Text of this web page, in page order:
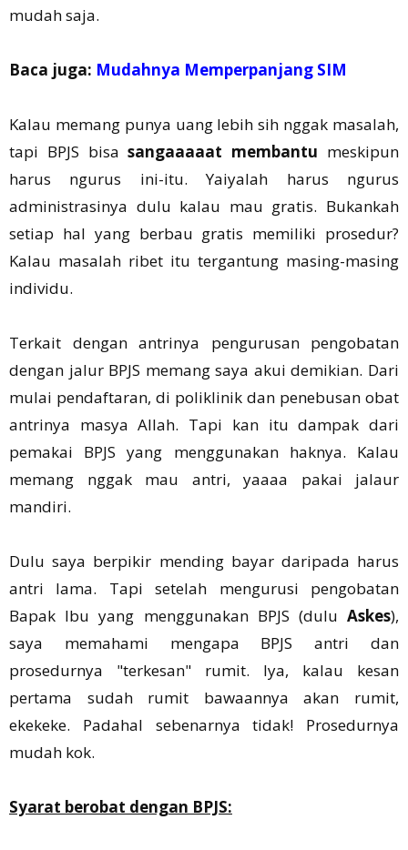
mudah saja.
Baca juga: Mudahnya Memperpanjang SIM
Kalau memang punya uang lebih sih nggak masalah,
tapi BPJS bisasangaaaaat membantu meskipun
harus ngurus ini-itu. Yaiyalah harus ngurus
administrasinya dulu kalau mau gratis. Bukankah
setiap hal yang berbau gratis memiliki prosedur?
Kalau masalah ribet itu tergantung masing-masing
individu.
Terkait dengan antrinya pengurusan pengobatan
dengan jalur BPJS memang saya akui demikian. Dari
mulai pendaftaran, di poliklinik dan penebusan obat
antrinya masya Allah. Tapi kan itu dampak dari
pemakai BPJS yang menggunakan haknya. Kalau
memang nggak mau antri, yaaaa pakai jalaur
mandiri.
Dulu saya berpikir mending bayar daripada harus
antri lama. Tapi setelah mengurusi pengobatan
Bapak Ibu yang menggunakan BPJS (dulu Askes),
saya memahami mengapa BPJS antri dan
prosedurnya "terkesan" rumit. Iya, kalau kesan
pertama sudah rumit bawaannya akan rumit,
ekekeke. Padahal sebenarnya tidak! Prosedurnya
mudah kok.
Syarat berobat dengan BPJS: